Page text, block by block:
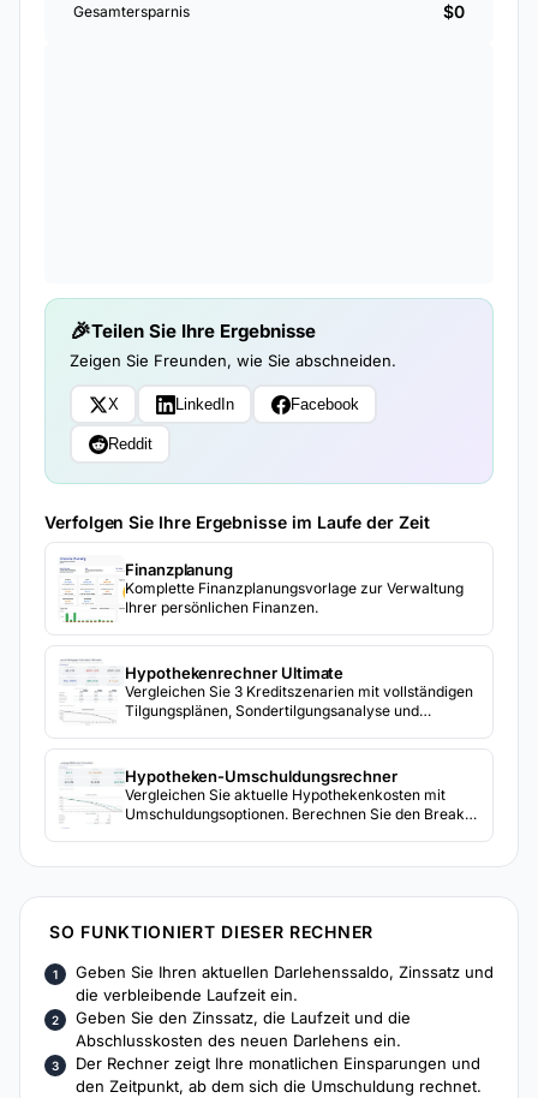
Gesamtersparnis $0
Teilen Sie Ihre Ergebnisse
Zeigen Sie Freunden, wie Sie abschneiden.
X LinkedIn Facebook
Reddit
Verfolgen Sie Ihre Ergebnisse im Laufe der Zeit
Finanzplanung
Komplette Finanzplanungsvorlage zur Verwaltung
Ihrer persönlichen Finanzen.
Hypothekenrechner Ultimate
Vergleichen Sie 3 Kreditszenarien mit vollständigen
Tilgungsplänen, Sondertilgungsanalyse und
Hypotheken-Umschuldungsrechner
Vergleichen Sie aktuelle Hypothekenkosten mit
Umschuldungsoptionen. Berechnen Sie den Break-
SO FUNKTIONIERT DIESER RECHNER
Geben Sie Ihren aktuellen Darlehenssaldo, Zinssatz und
die verbleibende Laufzeit ein.
Geben Sie den Zinssatz, die Laufzeit und die
Abschlusskosten des neuen Darlehens ein.
Der Rechner zeigt Ihre monatlichen Einsparungen und
den Zeitpunkt, ab dem sich die Umschuldung rechnet.